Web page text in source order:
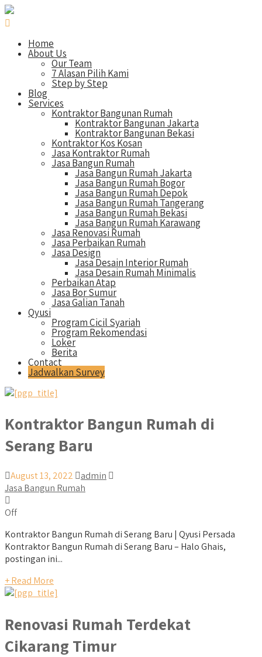
Home
About Us
Our Team
7 Alasan Pilih Kami
Step by Step
Blog
Services
Kontraktor Bangunan Rumah
Kontraktor Bangunan Jakarta
Kontraktor Bangunan Bekasi
Kontraktor Kos Kosan
Jasa Kontraktor Rumah
Jasa Bangun Rumah
Jasa Bangun Rumah Jakarta
Jasa Bangun Rumah Bogor
Jasa Bangun Rumah Depok
Jasa Bangun Rumah Tangerang
Jasa Bangun Rumah Bekasi
Jasa Bangun Rumah Karawang
Jasa Renovasi Rumah
Jasa Perbaikan Rumah
Jasa Design
Jasa Desain Interior Rumah
Jasa Desain Rumah Minimalis
Perbaikan Atap
Jasa Bor Sumur
Jasa Galian Tanah
Qyusi
Program Cicil Syariah
Program Rekomendasi
Loker
Berita
Contact
Jadwalkan Survey
Kontraktor Bangun Rumah di
Serang Baru
August 13, 2022
admin
Jasa Bangun Rumah
Off
Kontraktor Bangun Rumah di Serang Baru | Qyusi Persada
Kontraktor Bangun Rumah di Serang Baru – Halo Ghais,
postingan ini...
+ Read More
Renovasi Rumah Terdekat
Cikarang Timur